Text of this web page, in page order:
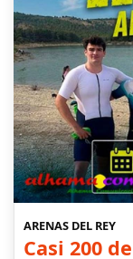
ARENAS DEL REY
Casi 200